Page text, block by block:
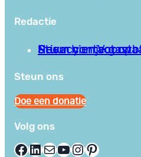
Redactie
Privacy en
Stuur hier je
Neem contact op
Steun ons
Doe een donatie
Volg ons
Facebook LinkedIn E-mail YouTube InstagramPinterest